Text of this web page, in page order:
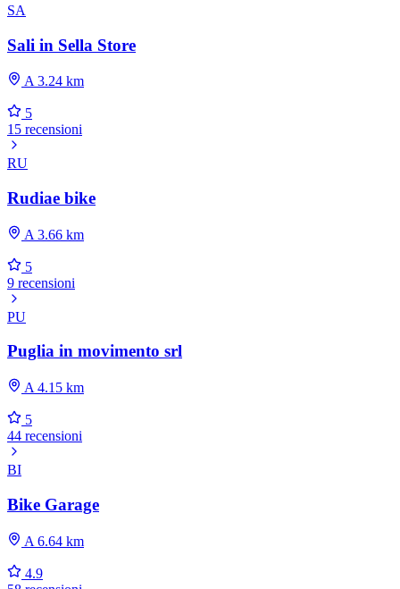
SA
Sali in Sella Store
A 3.24 km
5
15 recensioni
RU
Rudiae bike
A 3.66 km
5
9 recensioni
PU
Puglia in movimento srl
A 4.15 km
5
44 recensioni
BI
Bike Garage
A 6.64 km
4.9